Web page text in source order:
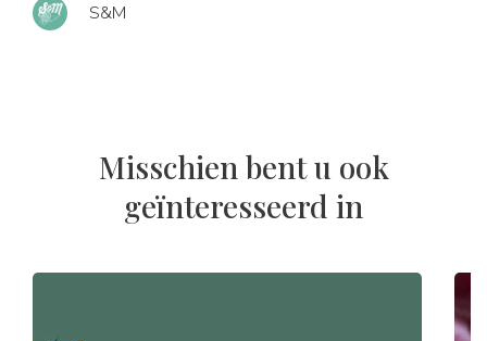
S&M
Misschien bent u ook
geïnteresseerd in